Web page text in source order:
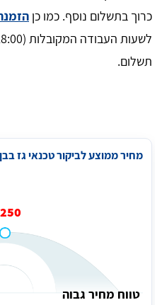
כרוך בתשלום נוסף. כמו כן
תשלום.
מחיר ממוצע לביקור טכנאי גז
250 ₪
טווח מחיר גבוה